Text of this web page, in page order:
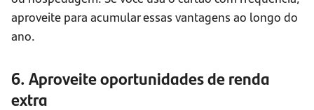
aproveite para acumular essas vantagens ao longo do
ano.
6. Aproveite oportunidades de renda
extra